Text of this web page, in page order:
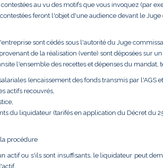
au vu des motifs que vous invoquez (par
feront l'objet d'une audience devant le
sont cédés sous l'autorité du Juge
de la réalisation (vente) sont déposées sur
l'ensemble des recettes et dépenses du mandat,
(encaissement des fonds transmis par l'AGS
actifs recouvrés,
du liquidateur (tarifés en application du Décret
procédure
actif ou s'ils sont insuffisants, le liquidateur peut